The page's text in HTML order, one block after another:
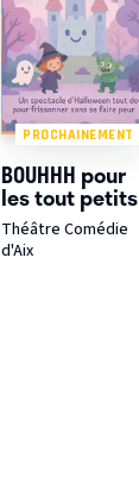
PROCHAINEMENT
BOUHHH pour
les tout petits
Théâtre Comédie
d'Aix